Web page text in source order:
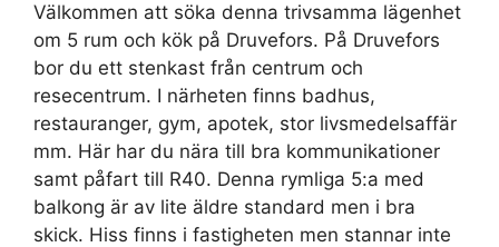
Välkommen att söka denna trivsamma lägenhet
om 5 rum och kök på Druvefors. På Druvefors
bor du ett stenkast från centrum och
resecentrum. I närheten finns badhus,
restauranger, gym, apotek, stor livsmedelsaffär
mm. Här har du nära till bra kommunikationer
samt påfart till R40. Denna rymliga 5:a med
balkong är av lite äldre standard men i bra
skick. Hiss finns i fastigheten men stannar inte